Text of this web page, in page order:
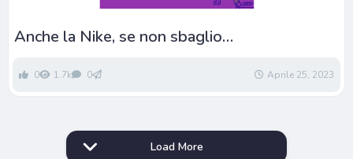
Anche la Nike, se non sbaglio…
0 1.7k 0 Aprile 25, 2023
Load More